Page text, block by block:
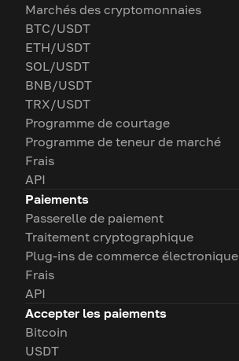
Marchés des cryptomonnaies
BTC/USDT
ETH/USDT
SOL/USDT
BNB/USDT
TRX/USDT
Programme de courtage
Programme de teneur de marché
Frais
API
Paiements
Passerelle de paiement
Traitement cryptographique
Plug-ins de commerce électronique
Frais
API
Accepter les paiements
Bitcoin
USDT